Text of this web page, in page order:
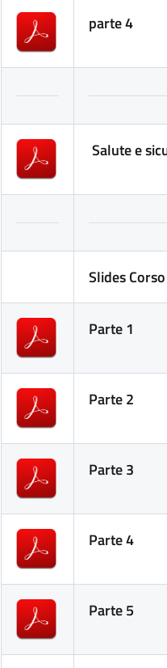
parte 4
Salute e
Slides Corso
Parte 1
Parte 2
Parte 3
Parte 4
Parte 5